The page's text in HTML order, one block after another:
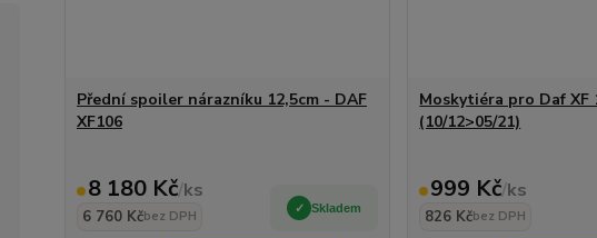
Přední spoiler nárazníku 12,5cm - DAF
XF106
8 180 Kč/ks
6 760 Kčbez DPH
Skladem
Moskytiéra pro Daf XF
(10/12>05/21)
999 Kč/ks
826 Kčbez DPH